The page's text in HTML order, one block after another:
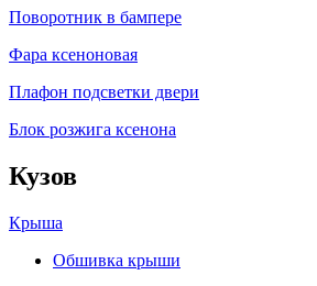
Поворотник в бампере
Фара ксеноновая
Плафон подсветки двери
Блок розжига ксенона
Кузов
Крыша
Обшивка крыши